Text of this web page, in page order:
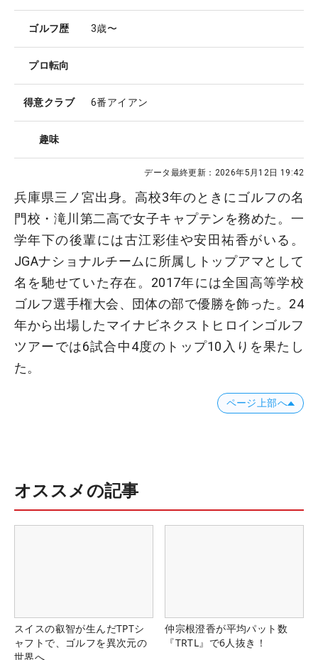
ゴルフ歴 3歳〜
プロ転向
得意クラブ 6番アイアン
趣味
データ最終更新： 2026年5月12日 19:42
兵庫県三ノ宮出身。高校3年のときにゴルフの名
門校・滝川第二高で女子キャプテンを務めた。一
学年下の後輩には古江彩佳や安田祐香がいる。
JGAナショナルチームに所属しトップアマとして
名を馳せていた存在。2017年には全国高等学校
ゴルフ選手権大会、団体の部で優勝を飾った。24
年から出場したマイナビネクストヒロインゴルフ
ツアーでは6試合中4度のトップ10入りを果たし
た。
ページ上部へ
オススメの記事
スイスの叡智が生んだTPTシ
ャフトで、ゴルフを異次元の
世界へ
仲宗根澄香が平均パット数
『TRTL』で6人抜き！